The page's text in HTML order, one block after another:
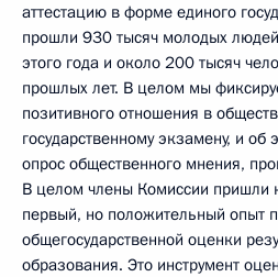
аттестацию в форме единого
прошли 930 тысяч молодых
этого года и около 200 тысяч
прошлых лет. В целом мы
позитивного отношения в
государственному экзамену, и об
опрос общественного мнения,
В целом члены Комиссии пришли
первый, но положительный опыт
общегосударственной оценки
образования. Это инструмент